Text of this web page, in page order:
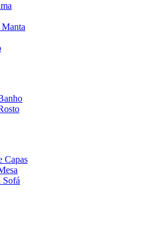
Capas
Sofá